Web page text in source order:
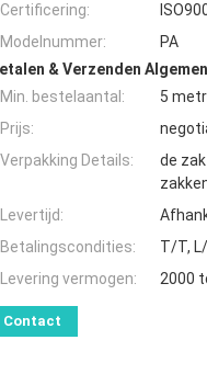
Certificering:
Modelnummer:
PA
& Verzenden
Min. bestelaantal:
5
Prijs:
Verpakking Details:
de
Levertijd:
Betalingscondities:
T/T,
Levering vermogen:
2000
Contact